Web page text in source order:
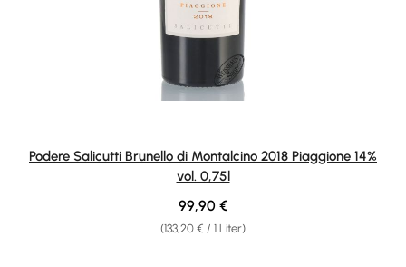
Podere Salicutti Brunello di Montalcino 2018 Piaggione 14%
vol. 0,75l
(133,20 € / 1 Liter)
Regulärer Preis:
99,90 €